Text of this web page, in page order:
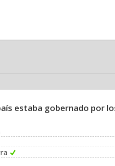
estaba gobernado por